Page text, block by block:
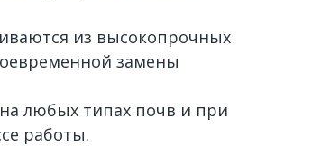
из высокопрочных
замены
любых типах почв и при
работы.